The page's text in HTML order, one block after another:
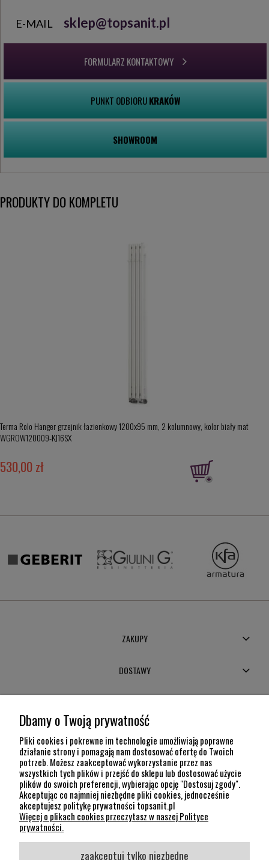
E-MAIL sklep@topsanit.pl
FORMULARZ KONTAKTOWY
PUNKT ODBIORUKRAKÓW
SHOWROOM
PRODUKTY DO KOMPLETU
Terma Rolo Hanger grzejnik łazienkowy 1200x95 mm, 2 kolumnowy, kolor biały mat
WGROW120009-KJ16SX
530,00 zł
ZAKUPY
DOSTAWY
POMOC
INFORMACJE
KONTAKT
12 307 26 20
Kraków, 30-704 Na Dołach 8
SOCIAL MEDIA
Dbamy o Twoją prywatność
Pliki cookies i pokrewne im technologie umożliwiają poprawne
działanie strony i pomagają nam dostosować ofertę do Twoich
potrzeb. Możesz zaakceptować wykorzystanie przez nas
wszystkich tych plików i przejść do sklepu lub dostosować użycie
plików do swoich preferencji, wybierając opcję "Dostosuj zgody".
Akceptując co najmniej niezbędne pliki cookies, jednocześnie
akceptujesz politykę prywatności topsanit.pl
Więcej o plikach cookies przeczytasz w naszej Polityce
prywatności.
zaakceptuj tylko niezbędne